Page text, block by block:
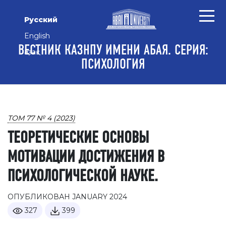
Русский
English
Қазақ
ВЕСТНИК КАЗНПУ ИМЕНИ АБАЯ. СЕРИЯ:
ПСИХОЛОГИЯ
ТОМ 77 № 4 (2023)
ТЕОРЕТИЧЕСКИЕ ОСНОВЫ
МОТИВАЦИИ ДОСТИЖЕНИЯ В
ПСИХОЛОГИЧЕСКОЙ НАУКЕ.
ОПУБЛИКОВАН JANUARY 2024
327
399